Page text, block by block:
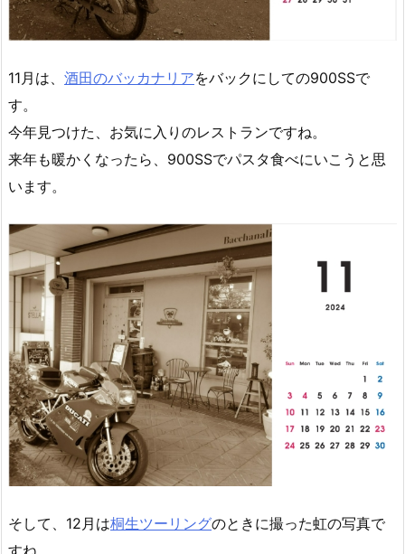
11月は、 酒田のバッカナリアをバックにしての900SSで
す。
今年見つけた、お気に入りのレストランですね。
来年も暖かくなったら、900SSでパスタ食べにいこうと思
います。
そして、12月は桐生ツーリングのときに撮った虹の写真で